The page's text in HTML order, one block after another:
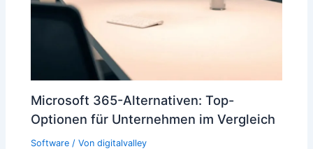
Microsoft 365-Alternativen: Top-
Optionen für Unternehmen im Vergleich
Software / Vondigitalvalley